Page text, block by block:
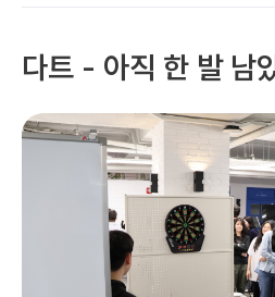
다트 - 아직 한 발 남